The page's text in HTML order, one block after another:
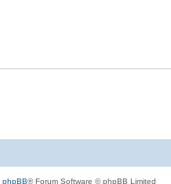
phpBB® Forum Software © phpBB Limited